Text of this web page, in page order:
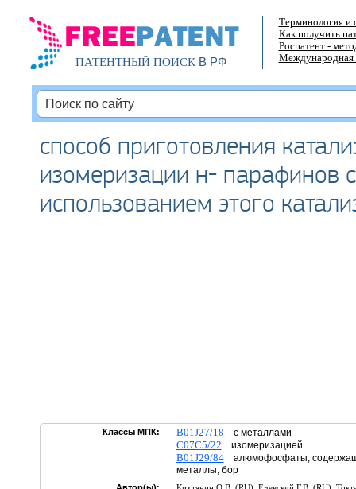
ПАТЕНТНЫЙ ПОИСКВ РФ
Терминология и
Как получить
Роспатент -
Международная
способ приготовления
изомеризации н- парафинов с
использованием этого
Классы МПК: B01J27/18 с металлами
C07C5/22 изомеризацией
B01J29/84алюмофосфаты,
металлы, бор